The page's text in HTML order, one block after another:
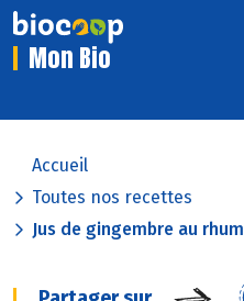
Mon Bio
Accueil
Toutes nos recettes
Jus de gingembre au rhum